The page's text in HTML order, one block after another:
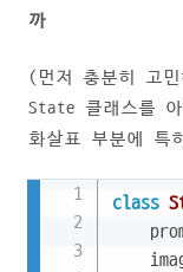
까
(먼저 충분히 고
State 클래스를
화살표 부분에 특
class